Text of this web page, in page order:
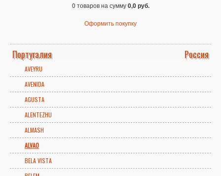
0 товаров на сумму0,0 руб.
Оформить покупку
Португалия Россия
AVEYRU
AVENIDA
AGUSTA
ALENTEZHU
ALMASH
ALVAO
BELA VISTA